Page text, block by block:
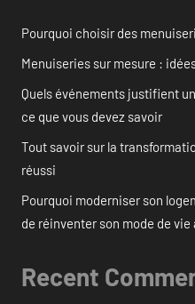
Pourquoi choisir des
Menuiseries sur mesure :
Quels événements justifient
ce que vous devez savoir
Tout savoir sur la
réussi
Pourquoi moderniser son
de réinventer son mode de
Recent